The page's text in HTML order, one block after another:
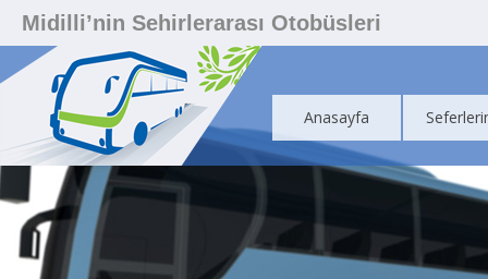
Midilli’nin Sehirlerarası Otobüsleri
Anasayfa